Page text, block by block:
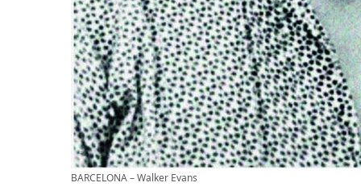
BARCELONA – Walker Evans